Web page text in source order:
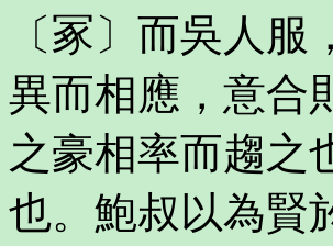
〔冢〕而吳人
異而相應，意合
之豪相率而趨之
也。鮑叔以為賢